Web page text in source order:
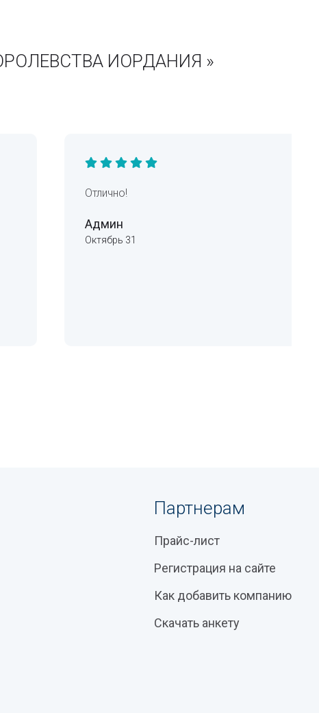
ИОРДАНИЯ »
Отлично!
Админ
Октябрь 31
Партнерам
Прайс-лист
Регистрация на сайте
Как добавить компанию
Скачать анкету